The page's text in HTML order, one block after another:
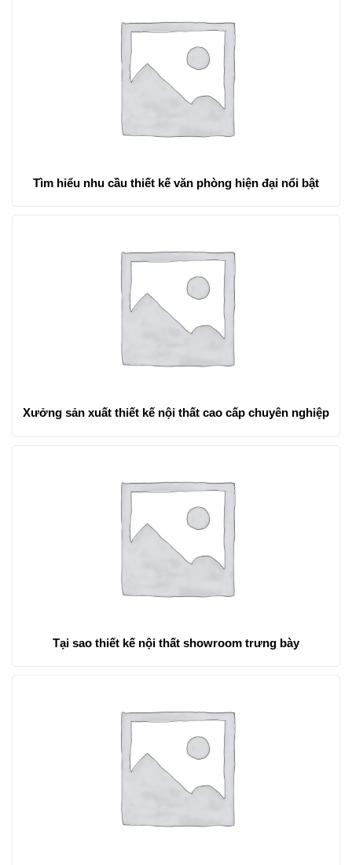
Tìm hiểu nhu cầu thiết kế văn phòng hiện đại nổi bật
Xưởng sản xuất thiết kế nội thất cao cấp chuyên nghiệp
Tại sao thiết kế nội thất showroom trưng bày